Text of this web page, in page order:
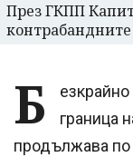
През ГКПП
контрабандните
Б
езкрайно
граница
продължава по